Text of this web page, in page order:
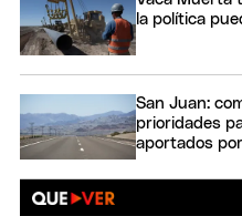
la política
San Juan:
prioridades
aportados